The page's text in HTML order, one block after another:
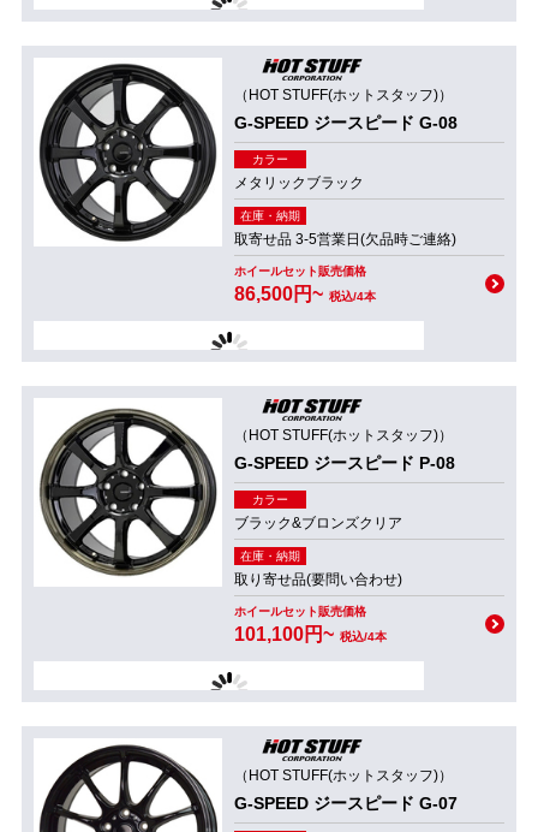
（HOT STUFF(ホットスタッフ)）
G-SPEED ジースピード G-08
カラー
メタリックブラック
在庫・納期
取寄せ品 3-5営業日(欠品時ご連絡)
ホイールセット販売価格
86,500円~ 税込/4本
（HOT STUFF(ホットスタッフ)）
G-SPEED ジースピード P-08
カラー
ブラック&ブロンズクリア
在庫・納期
取り寄せ品(要問い合わせ)
ホイールセット販売価格
101,100円~ 税込/4本
（HOT STUFF(ホットスタッフ)）
G-SPEED ジースピード G-07